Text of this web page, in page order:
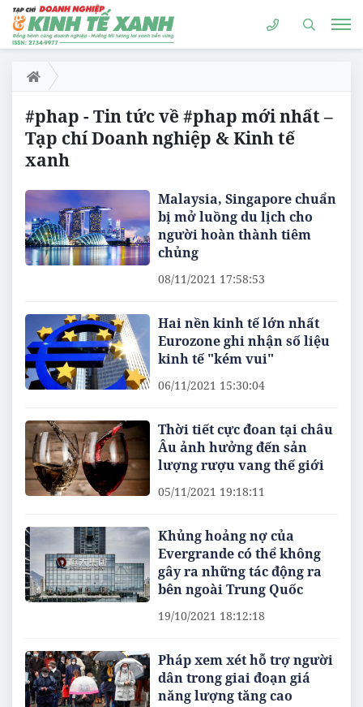
#phap - Tin tức về #phap mới nhất –
Tạp chí Doanh nghiệp & Kinh tế
xanh
Malaysia, Singapore chuẩn
bị mở luồng du lịch cho
người hoàn thành tiêm
chủng
08/11/2021 17:58:53
Hai nền kinh tế lớn nhất
Eurozone ghi nhận số liệu
kinh tế "kém vui"
06/11/2021 15:30:04
Thời tiết cực đoan tại châu
Âu ảnh hưởng đến sản
lượng rượu vang thế giới
05/11/2021 19:18:11
Khủng hoảng nợ của
Evergrande có thể không
gây ra những tác động ra
bên ngoài Trung Quốc
19/10/2021 18:12:18
Pháp xem xét hỗ trợ người
dân trong giai đoạn giá
năng lượng tăng cao